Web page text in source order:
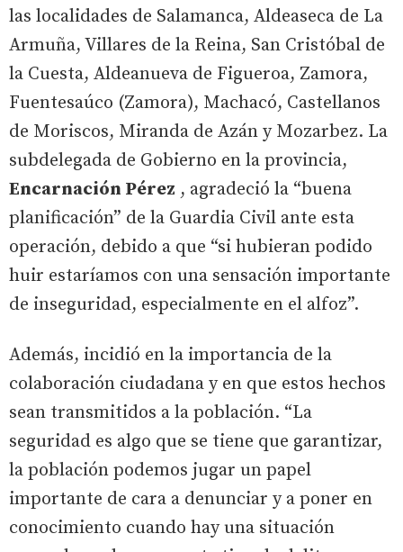
las localidades de Salamanca, Aldeaseca de La
Armuña, Villares de la Reina, San Cristóbal de
la Cuesta, Aldeanueva de Figueroa, Zamora,
Fuentesaúco (Zamora), Machacó, Castellanos
de Moriscos, Miranda de Azán y Mozarbez. La
subdelegada de Gobierno en la provincia,
Encarnación Pérez , agradeció la “buena
planificación” de la Guardia Civil ante esta
operación, debido a que “si hubieran podido
huir estaríamos con una sensación importante
de inseguridad, especialmente en el alfoz”.
Además, incidió en la importancia de la
colaboración ciudadana y en que estos hechos
sean transmitidos a la población. “La
seguridad es algo que se tiene que garantizar,
la población podemos jugar un papel
importante de cara a denunciar y a poner en
conocimiento cuando hay una situación